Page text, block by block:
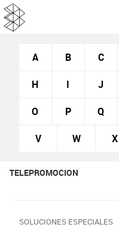
A B C
H I J
O P Q
V W X
TELEPROMOCION
SOLUCIONES ESPECIALES